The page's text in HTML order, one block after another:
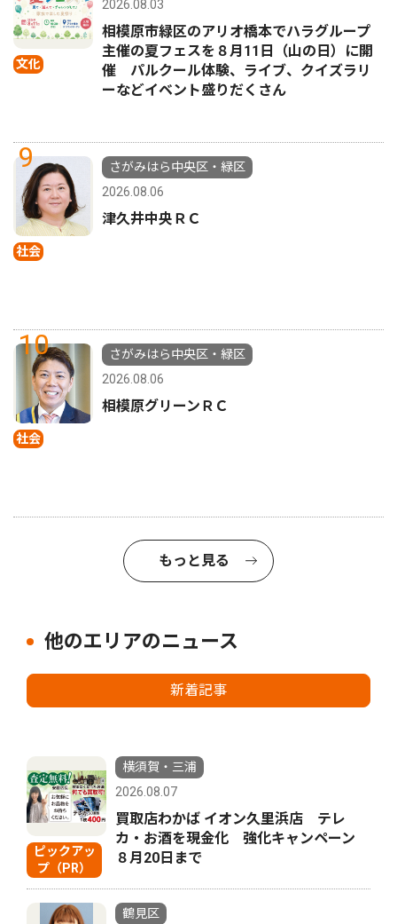
文化
2026.08.03
相模原市緑区のアリオ橋本でハラグループ
主催の夏フェスを８月11日（山の日）に開
催 パルクール体験、ライブ、クイズラリ
ーなどイベント盛りだくさん
9
社会
さがみはら中央区・緑区
2026.08.06
津久井中央ＲＣ
10
社会
さがみはら中央区・緑区
2026.08.06
相模原グリーンＲＣ
もっと見る
他のエリアのニュース
新着記事
ピックアッ
プ（PR）
横須賀・三浦
2026.08.07
買取店わかば イオン久里浜店 テレ
カ・お酒を現金化 強化キャンペーン
８月20日まで
鶴見区